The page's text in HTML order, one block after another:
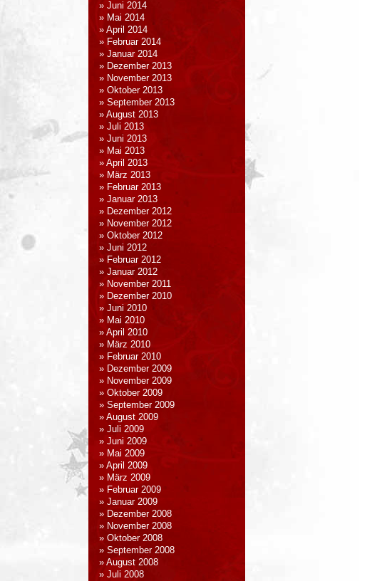
Juni 2014
Mai 2014
April 2014
Februar 2014
Januar 2014
Dezember 2013
November 2013
Oktober 2013
September 2013
August 2013
Juli 2013
Juni 2013
Mai 2013
April 2013
März 2013
Februar 2013
Januar 2013
Dezember 2012
November 2012
Oktober 2012
Juni 2012
Februar 2012
Januar 2012
November 2011
Dezember 2010
Juni 2010
Mai 2010
April 2010
März 2010
Februar 2010
Dezember 2009
November 2009
Oktober 2009
September 2009
August 2009
Juli 2009
Juni 2009
Mai 2009
April 2009
März 2009
Februar 2009
Januar 2009
Dezember 2008
November 2008
Oktober 2008
September 2008
August 2008
Juli 2008